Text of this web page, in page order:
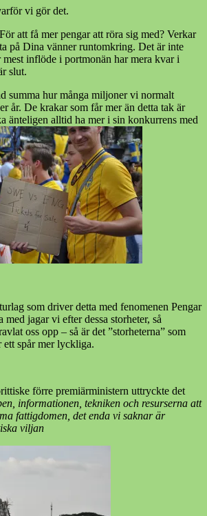
vi gör det.
att få mer pengar att röra sig med? Verkar
på Dina vänner runtomkring. Det är inte
mest inflöde i portmonän har mera kvar i
slut.
summa hur många miljoner vi normalt
år. De krakar som får mer än detta tak är
änteligen alltid ha mer i sin konkurrens med
som driver detta med fenomenen Pengar
jagar vi efter dessa storheter, så
oss opp – så är det ”storheterna” som
ett spår mer lyckliga.
förre premiärministern uttryckte det
informationen, tekniken och resurserna att
fattigdomen, det enda vi saknar är
viljan